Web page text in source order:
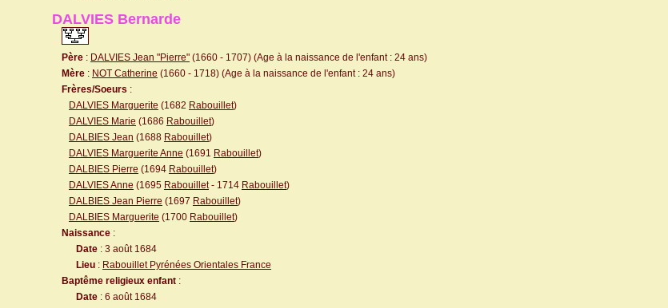
DALVIES Bernarde
Père : DALVIES Jean "Pierre" (1660 - 1707) (Age à la naissance de l'enfant : 24 ans)
Mère : NOT Catherine (1660 - 1718) (Age à la naissance de l'enfant : 24 ans)
Frères/Soeurs :
DALVIES Marguerite (1682 Rabouillet)
DALVIES Marie (1686 Rabouillet)
DALBIES Jean (1688 Rabouillet)
DALVIES Marguerite Anne (1691 Rabouillet)
DALBIES Pierre (1694 Rabouillet)
DALVIES Anne (1695 Rabouillet- 1714 Rabouillet)
DALBIES Jean Pierre (1697 Rabouillet)
DALBIES Marguerite (1700 Rabouillet)
Naissance :
Date : 3 août 1684
Lieu : Rabouillet Pyrénées Orientales France
Baptême religieux enfant :
Date : 6 août 1684